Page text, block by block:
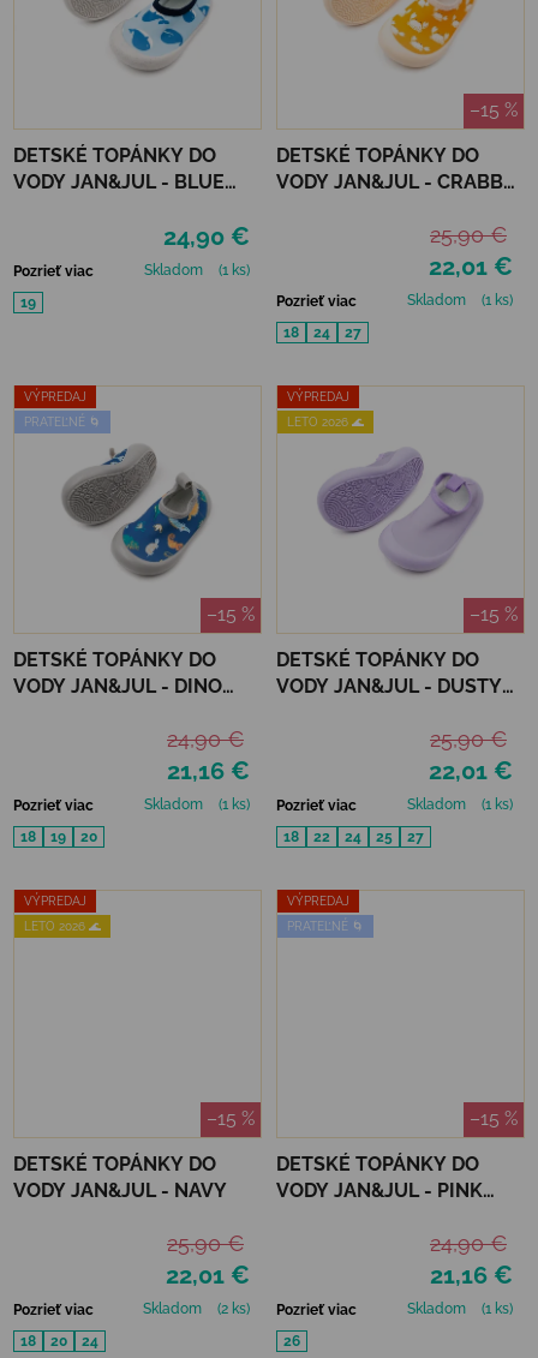
DETSKÉ TOPÁNKY DO
VODY JAN&JUL - BLUE
24,90 €
Pozrieť viac Skladom
(1 ks)
19
–15 %
DETSKÉ TOPÁNKY DO
VODY JAN&JUL - CRABBY
22,01 €
25,90 €
Pozrieť viac Skladom
(1 ks)
18
24 27
VÝPREDAJ
PRATEĽNÉ 🌀
–15 %
DETSKÉ TOPÁNKY DO
VODY JAN&JUL - DINO
21,16 €
24,90 €
Pozrieť viac Skladom
(1 ks)
18
19 20
VÝPREDAJ
LETO 2026 🌊
–15 %
DETSKÉ TOPÁNKY DO
VODY JAN&JUL - DUSTY
22,01 €
25,90 €
Pozrieť viac Skladom
(1 ks)
18
22 24 25 27
VÝPREDAJ
LETO 2026 🌊
–15 %
DETSKÉ TOPÁNKY DO
VODY JAN&JUL - NAVY
22,01 €
25,90 €
Pozrieť viac Skladom
(2 ks)
18
20 24
VÝPREDAJ
PRATEĽNÉ 🌀
–15 %
DETSKÉ TOPÁNKY DO
VODY JAN&JUL - PINK
21,16 €
24,90 €
Pozrieť viac Skladom
(1 ks)
26